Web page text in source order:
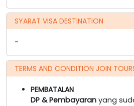
SYARAT VISA DESTINATION
-
TERMS AND CONDITION JOIN
PEMBATALAN
DP & Pembayaran yang